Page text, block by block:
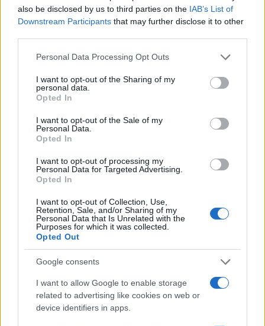
also be disclosed by us to third parties on the IAB’s List of
Downstream Participants that may further disclose it to other
Please note that this website/app uses one or more Google
not limited to your visit or usage behaviour. You may click to
grant or deny consent to Google and its third-party tags to
use your data for below specified purposes in below Google
consent section.
Personal Data Processing Opt Outs
I want to opt-out of the Sharing of my
personal data.
Opted In
I want to opt-out of the Sale of my
Personal Data.
Opted In
I want to opt-out of processing my
Personal Data for Targeted Advertising.
Opted In
I want to opt-out of Collection, Use,
Retention, Sale, and/or Sharing of my
Personal Data that Is Unrelated with the
Purposes for which it was collected.
Opted Out
Google consents
I want to allow Google to enable storage
related to advertising like cookies on web or
device identifiers in apps.
Sigue leyendo